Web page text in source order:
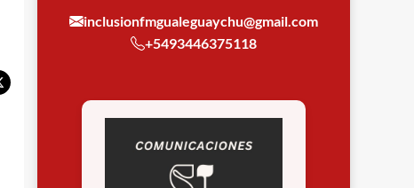
inclusionfmgualeguaychu@gmail.com
+5493446375118